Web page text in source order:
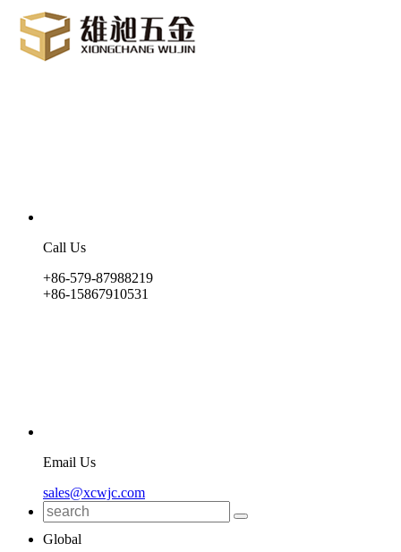
Call Us
+86-579-87988219
+86-15867910531
Email Us
sales@xcwjc.com
Global